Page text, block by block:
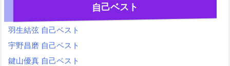
自己ベスト
羽生結弦 自己ベスト
宇野昌磨 自己ベスト
鍵山優真 自己ベスト